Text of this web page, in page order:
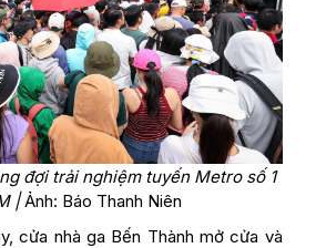
đợi trải nghiệm tuyến Metro số 1
|Ảnh: Báo Thanh Niên
cửa nhà ga Bến Thành mở cửa và